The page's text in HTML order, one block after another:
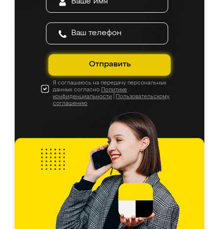
Отправить
Я соглашаюсь на передачу персональных
данных согласно Политике
конфиденциальности
Пользовательскому
соглашению